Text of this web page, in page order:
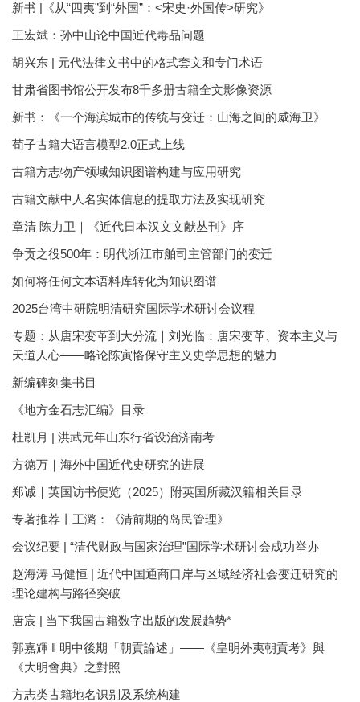
新书 |《从“四夷”到“外国”：<宋史·外国传>研究》
王宏斌：孙中山论中国近代毒品问题
胡兴东 | 元代法律文书中的格式套文和专门术语
甘肃省图书馆公开发布8千多册古籍全文影像资源
新书：《一个海滨城市的传统与变迁：山海之间的威海卫》
荀子古籍大语言模型2.0正式上线
古籍方志物产领域知识图谱构建与应用研究
古籍文献中人名实体信息的提取方法及实现研究
章清 陈力卫｜《近代日本汉文文献丛刊》序
争贡之役500年：明代浙江市舶司主管部门的变迁
如何将任何文本语料库转化为知识图谱
2025台湾中研院明清研究国际学术研讨会议程
专题：从唐宋变革到大分流｜刘光临：唐宋变革、资本主义与
天道人心——略论陈寅恪保守主义史学思想的魅力
新编碑刻集书目
《地方金石志汇编》目录
杜凯月 | 洪武元年山东行省设治济南考
方徳万｜海外中国近代史研究的进展
郑诚｜英国访书便览（2025）附英国所藏汉籍相关目录
专著推荐丨王潞：《清前期的岛民管理》
会议纪要 | “清代财政与国家治理”国际学术研讨会成功举办
赵海涛 马健恒 | 近代中国通商口岸与区域经济社会变迁研究的
理论建构与路径突破
唐宸 | 当下我国古籍数字出版的发展趋势*
郭嘉輝 ‖ 明中後期「朝貢論述」——《皇明外夷朝貢考》與
《大明會典》之對照
方志类古籍地名识别及系统构建